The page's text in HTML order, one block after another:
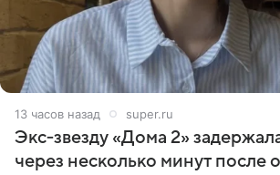
13 часов назад super.ru
Экс‑звезду «Дома 2»
через несколько минут после